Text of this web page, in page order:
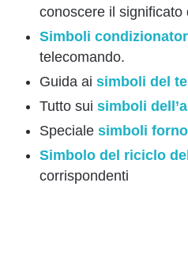
conoscere il significato
Simboli
telecomando.
Guida ai simboli del
Tutto sui simboli
Speciale simboli
Simbolo del riciclo
corrispondenti